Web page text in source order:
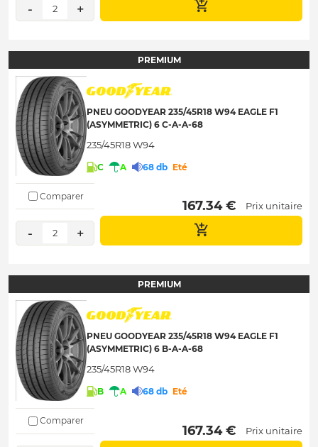
- 2 +
PREMIUM
PNEU GOODYEAR 235/45R18 W94 EAGLE F1
(ASYMMETRIC) 6 C-A-A-68
235/45R18 W94
C A 68 db Eté
Comparer
- 2 +
167.34 € Prix unitaire
PREMIUM
PNEU GOODYEAR 235/45R18 W94 EAGLE F1
(ASYMMETRIC) 6 B-A-A-68
235/45R18 W94
B A 68 db Eté
Comparer
167.34 € Prix unitaire